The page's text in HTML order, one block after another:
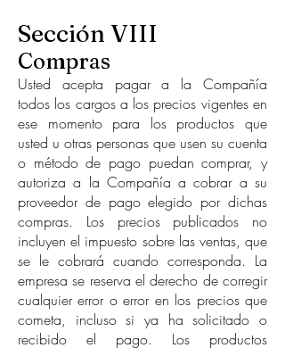
Sección VIII
Compras
Usted acepta pagar a la Compañía
todos los cargos a los precios vigentes en
ese momento para los productos que
usted u otras personas que usen su cuenta
o método de pago puedan comprar, y
autoriza a la Compañía a cobrar a su
proveedor de pago elegido por dichas
compras. Los precios publicados no
incluyen el impuesto sobre las ventas, que
se le cobrará cuando corresponda. La
empresa se reserva el derecho de corregir
cualquier error o error en los precios que
cometa, incluso si ya ha solicitado o
recibido el pago. Los productos